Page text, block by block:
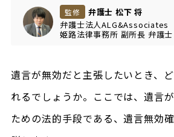
監修
弁護士 松下 将
弁護士法人ALG&Associates
姫路法律事務所 副所長 弁護士
遺言が無効だと主張したいとき、
れるでしょうか。ここでは、遺言
ための法的手段である、遺言無効